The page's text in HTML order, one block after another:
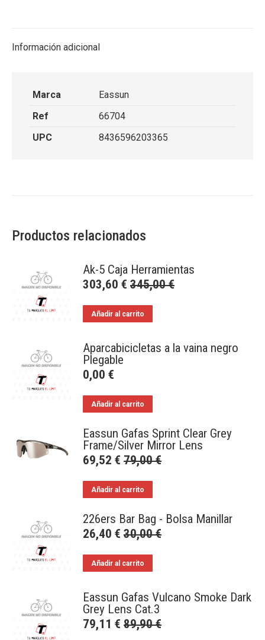
Información adicional
Marca
Eassun
Ref
66704
UPC
8436596203365
Productos relacionados
Ak-5 Caja Herramientas
303,60 € 345,00€
Añadir al carrito
Aparcabicicletas a la vaina negro
Plegable
0,00 €
Añadir al carrito
Eassun Gafas Sprint Clear Grey
Frame/Silver Mirror Lens
69,52 € 79,00€
Añadir al carrito
226ers Bar Bag - Bolsa Manillar
26,40 € 30,00€
Añadir al carrito
Eassun Gafas Vulcano Smoke Dark
Grey Lens Cat.3
79,11 € 89,90€